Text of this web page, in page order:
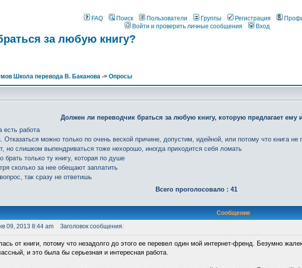
FAQ Поиск Пользователи Группы Регистрация
Войти и проверить личные сообщения
Вход
за любую книгу?
Школа перевода В. Баканова -> Опросы
Должен ли переводчик браться за любую книгу, которую предлагает ему
есть работа
Отказаться можно только по очень веской причине, допустим, идейной, или потому что книга не
но слишком выпендриваться тоже нехорошо, иногда приходится себя ломать
брать только ту книгу, которая по душе
сколько за нее обещают заплатить
так сразу не ответишь
Всего проголосовало : 41
Сообщение
09, 2013 8:44 am Заголовок сообщения:
от книги, потому что незадолго до этого ее перевел один мой интернет-френд. Безумно
и это была бы серьезная и интересная работа.